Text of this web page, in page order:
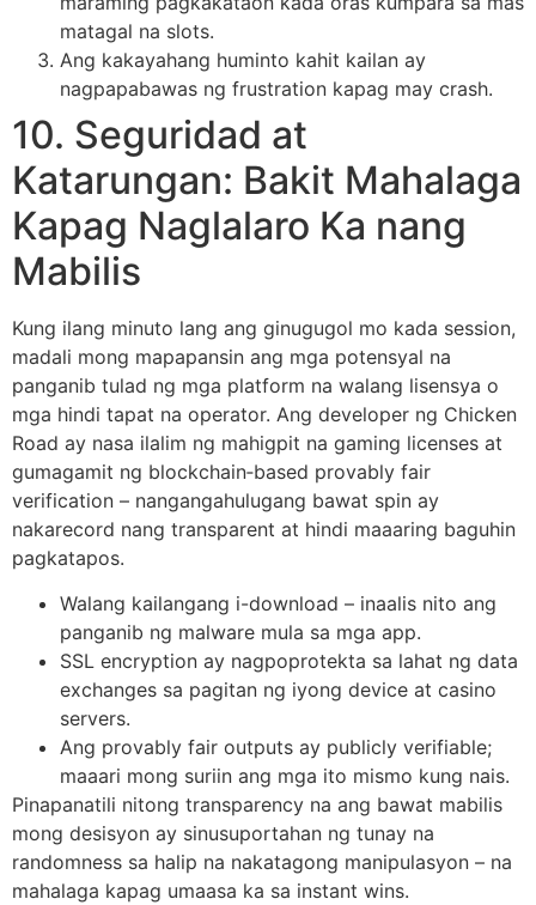
matagal na slots.
Ang kakayahang huminto kahit kailan ay
nagpapabawas ng frustration kapag may crash.
10. Seguridad at
Katarungan: Bakit Mahalaga
Kapag Naglalaro Ka nang
Mabilis
Kung ilang minuto lang ang ginugugol mo kada session,
madali mong mapapansin ang mga potensyal na
panganib tulad ng mga platform na walang lisensya o
mga hindi tapat na operator. Ang developer ng Chicken
Road ay nasa ilalim ng mahigpit na gaming licenses at
gumagamit ng blockchain‑based provably fair
verification – nangangahulugang bawat spin ay
nakarecord nang transparent at hindi maaaring baguhin
pagkatapos.
Walang kailangang i-download – inaalis nito ang
panganib ng malware mula sa mga app.
SSL encryption ay nagpoprotekta sa lahat ng data
exchanges sa pagitan ng iyong device at casino
servers.
Ang provably fair outputs ay publicly verifiable;
maaari mong suriin ang mga ito mismo kung nais.
Pinapanatili nitong transparency na ang bawat mabilis
mong desisyon ay sinusuportahan ng tunay na
randomness sa halip na nakatagong manipulasyon – na
mahalaga kapag umaasa ka sa instant wins.